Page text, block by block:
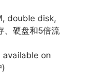
double disk,
硬盘和5倍流
available on